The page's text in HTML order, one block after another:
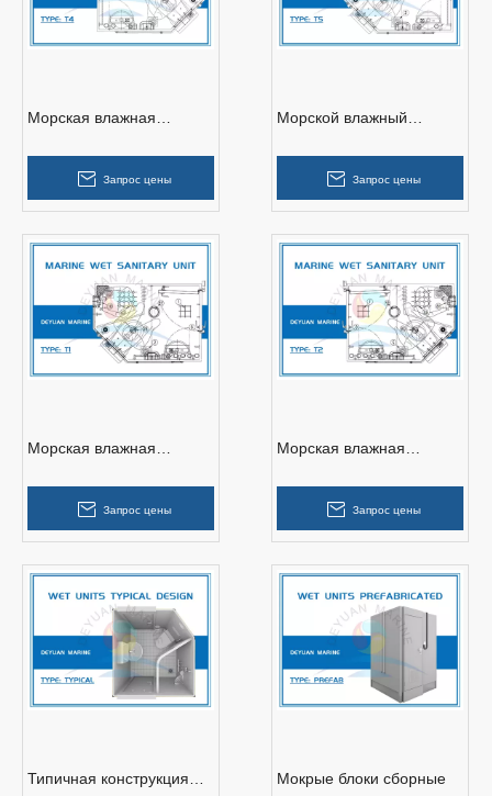
Морская влажная
типа Т4
Запрос цены
Морской влажный
Запрос цены
Морская влажная
типа Т1
Запрос цены
Морская влажная
типа Т2
Запрос цены
Типичная конструкция
Мокрые блоки сборные